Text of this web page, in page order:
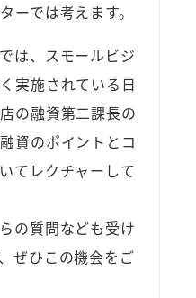
ーでは考えます。
は、スモールビジ
実施されている日
の融資第二課長の
資のポイントとコ
てレクチャーして
の質問なども受け
ぜひこの機会をご